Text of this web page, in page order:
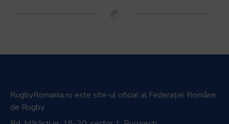
RugbyRomania.ro este site-ul oficial al Federației Române
de Rugby.